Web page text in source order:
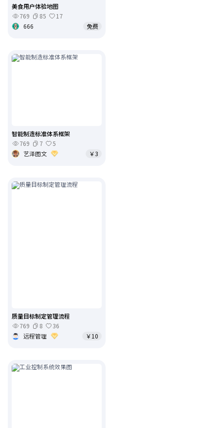
美食用户体验地图
769
85
17
666
免费
智能制造标准体系框架
769
7
5
艺泽图文
￥3
质量目标制定管理流程
769
8
36
远程管理
￥10